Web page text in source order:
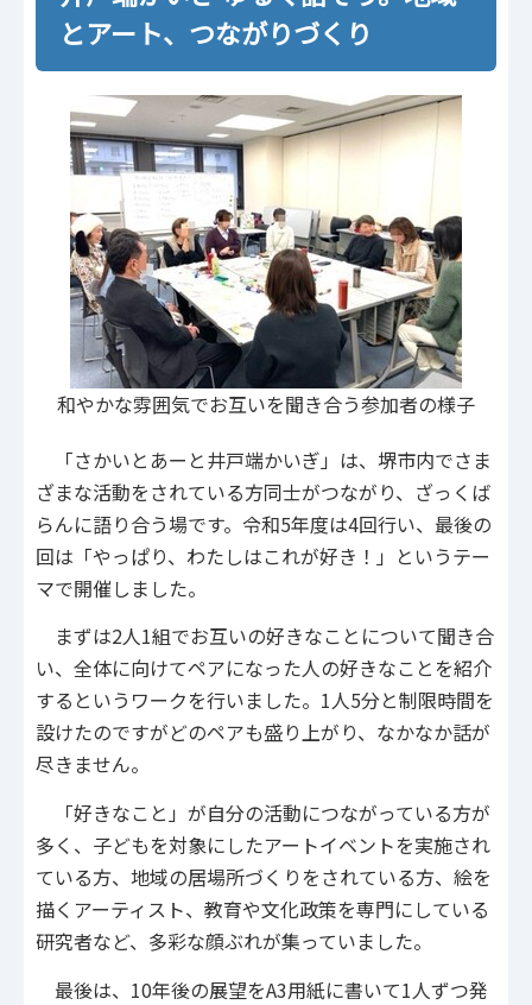
とアート、つながりづくり
和やかな雰囲気でお互いを聞き合う参加者の様子
「さかいとあーと井戸端かいぎ」は、堺市内でさま
ざまな活動をされている方同士がつながり、ざっくば
らんに語り合う場です。令和5年度は4回行い、最後の
回は「やっぱり、わたしはこれが好き！」というテー
マで開催しました。
まずは2人1組でお互いの好きなことについて聞き合
い、全体に向けてペアになった人の好きなことを紹介
するというワークを行いました。1人5分と制限時間を
設けたのですがどのペアも盛り上がり、なかなか話が
尽きません。
「好きなこと」が自分の活動につながっている方が
多く、子どもを対象にしたアートイベントを実施され
ている方、地域の居場所づくりをされている方、絵を
描くアーティスト、教育や文化政策を専門にしている
研究者など、多彩な顔ぶれが集っていました。
最後は、10年後の展望をA3用紙に書いて1人ずつ発